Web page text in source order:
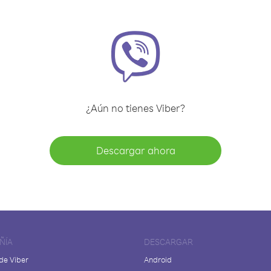
¿Aún no tienes Viber?
Descargar ahora
Viber
DESCARGAR
Android